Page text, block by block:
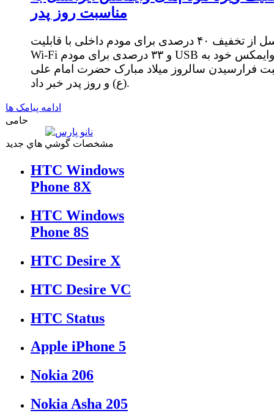
مناسبت روز پدر
ایرانسل از تخفیف ۴۰ درصدی برای مودم داخلی با قابلیت
Wi-Fi و ۳۳ درصدی برای مودم USB وایمکس خود به
فرارسیدن سالروز میلاد مبارک حضرت امام علی
(ع) و روز پدر خبر داد.
ادامه پیامک ها
حامی
مشخصات گوشي هاي جديد
HTC Windows
Phone 8X
HTC Windows
Phone 8S
HTC Desire X
HTC Desire VC
HTC Status
Apple iPhone 5
Nokia 206
Nokia Asha 205